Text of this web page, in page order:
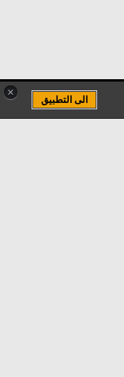
×
الى التطبيق